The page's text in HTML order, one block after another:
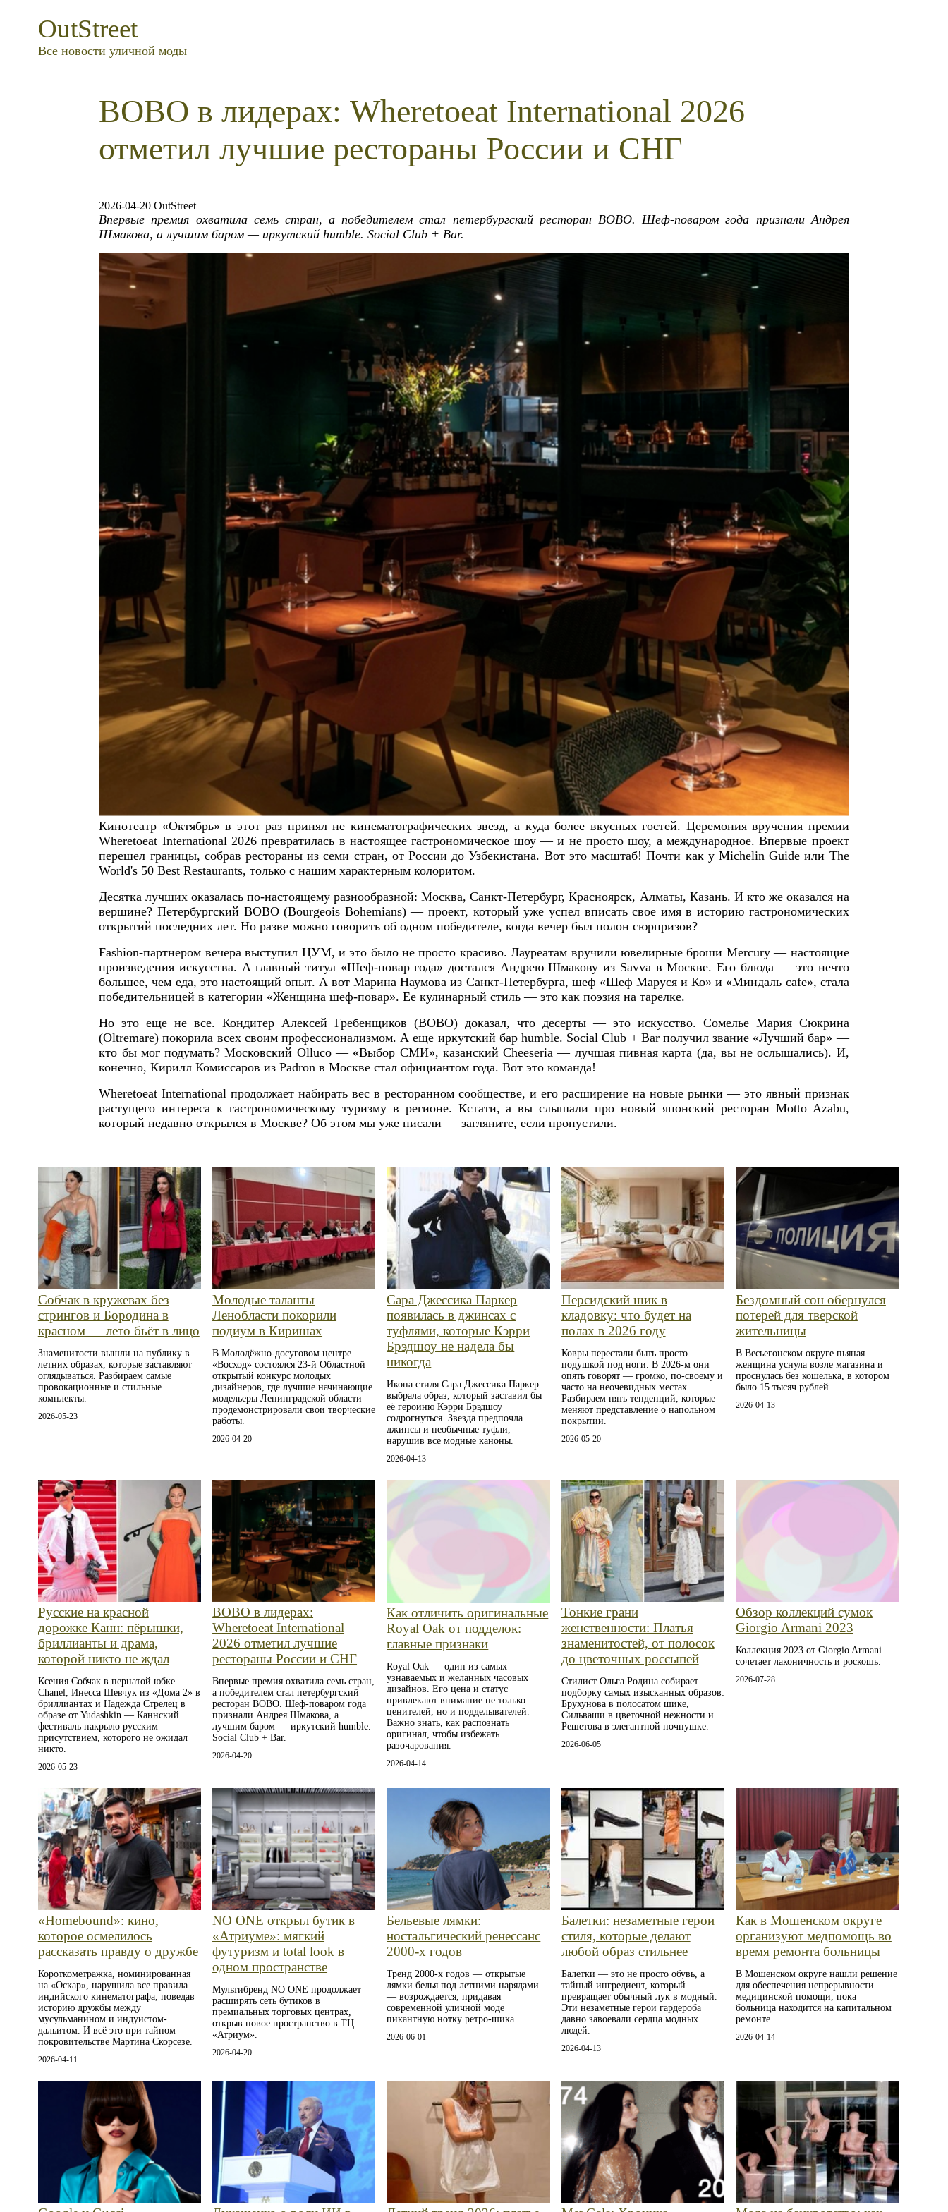
OutStreet
Все новости уличной моды
BOBO в лидерах: Wheretoeat International 2026
отметил лучшие рестораны России и СНГ
2026-04-20 OutStreet
Впервые премия охватила семь стран, а победителем стал петербургский ресторан BOBO. Шеф-поваром года признали Андрея
Шмакова, а лучшим баром — иркутский humble. Social Club + Bar.
Кинотеатр «Октябрь» в этот раз принял не кинематографических звезд, а куда более вкусных гостей. Церемония вручения премии
Wheretoeat International 2026 превратилась в настоящее гастрономическое шоу — и не просто шоу, а международное. Впервые проект
перешел границы, собрав рестораны из семи стран, от России до Узбекистана. Вот это масштаб! Почти как у Michelin Guide или The
World's 50 Best Restaurants, только с нашим характерным колоритом.
Десятка лучших оказалась по-настоящему разнообразной: Москва, Санкт-Петербург, Красноярск, Алматы, Казань. И кто же оказался на
вершине? Петербургский BOBO (Bourgeois Bohemians) — проект, который уже успел вписать свое имя в историю гастрономических
открытий последних лет. Но разве можно говорить об одном победителе, когда вечер был полон сюрпризов?
Fashion-партнером вечера выступил ЦУМ, и это было не просто красиво. Лауреатам вручили ювелирные броши Mercury — настоящие
произведения искусства. А главный титул «Шеф-повар года» достался Андрею Шмакову из Savva в Москве. Его блюда — это нечто
большее, чем еда, это настоящий опыт. А вот Марина Наумова из Санкт-Петербурга, шеф «Шеф Маруся и Ко» и «Миндаль cafe», стала
победительницей в категории «Женщина шеф-повар». Ее кулинарный стиль — это как поэзия на тарелке.
Но это еще не все. Кондитер Алексей Гребенщиков (BOBO) доказал, что десерты — это искусство. Сомелье Мария Сюкрина
(Oltremare) покорила всех своим профессионализмом. А еще иркутский бар humble. Social Club + Bar получил звание «Лучший бар» —
кто бы мог подумать? Московский Olluco — «Выбор СМИ», казанский Cheeseria — лучшая пивная карта (да, вы не ослышались). И,
конечно, Кирилл Комиссаров из Padron в Москве стал официантом года. Вот это команда!
Wheretoeat International продолжает набирать вес в ресторанном сообществе, и его расширение на новые рынки — это явный признак
растущего интереса к гастрономическому туризму в регионе. Кстати, а вы слышали про новый японский ресторан Motto Azabu,
который недавно открылся в Москве? Об этом мы уже писали — загляните, если пропустили.
Собчак в кружевах без
стрингов и Бородина в
красном — лето бьёт в лицо
Знаменитости вышли на публику в
летних образах, которые заставляют
оглядываться. Разбираем самые
провокационные и стильные
комплекты.
2026-05-23
Молодые таланты
Ленобласти покорили
подиум в Киришах
В Молодёжно-досуговом центре
«Восход» состоялся 23-й Областной
открытый конкурс молодых
дизайнеров, где лучшие начинающие
модельеры Ленинградской области
продемонстрировали свои творческие
работы.
2026-04-20
Сара Джессика Паркер
появилась в джинсах с
туфлями, которые Кэрри
Брэдшоу не надела бы
никогда
Икона стиля Сара Джессика Паркер
выбрала образ, который заставил бы
её героиню Кэрри Брэдшоу
содрогнуться. Звезда предпочла
джинсы и необычные туфли,
нарушив все модные каноны.
2026-04-13
Персидский шик в
кладовку: что будет на
полах в 2026 году
Ковры перестали быть просто
подушкой под ноги. В 2026-м они
опять говорят — громко, по-своему и
часто на неочевидных местах.
Разбираем пять тенденций, которые
меняют представление о напольном
покрытии.
2026-05-20
Бездомный сон обернулся
потерей для тверской
жительницы
В Весьегонском округе пьяная
женщина уснула возле магазина и
проснулась без кошелька, в котором
было 15 тысяч рублей.
2026-04-13
Русские на красной
дорожке Канн: пёрышки,
бриллианты и драма,
которой никто не ждал
Ксения Собчак в пернатой юбке
Chanel, Инесса Шевчук из «Дома 2» в
бриллиантах и Надежда Стрелец в
образе от Yudashkin — Каннский
фестиваль накрыло русским
присутствием, которого не ожидал
никто.
2026-05-23
BOBO в лидерах:
Wheretoeat International
2026 отметил лучшие
рестораны России и СНГ
Впервые премия охватила семь стран,
а победителем стал петербургский
ресторан BOBO. Шеф-поваром года
признали Андрея Шмакова, а
лучшим баром — иркутский humble.
Social Club + Bar.
2026-04-20
Как отличить оригинальные
Royal Oak от подделок:
главные признаки
Royal Oak — один из самых
узнаваемых и желанных часовых
дизайнов. Его цена и статус
привлекают внимание не только
ценителей, но и подделывателей.
Важно знать, как распознать
оригинал, чтобы избежать
разочарования.
2026-04-14
Тонкие грани
женственности: Платья
знаменитостей, от полосок
до цветочных россыпей
Стилист Ольга Родина собирает
подборку самых изысканных образов:
Брухунова в полосатом шике,
Сильваши в цветочной нежности и
Решетова в элегантной ночнушке.
2026-06-05
Обзор коллекций сумок
Giorgio Armani 2023
Коллекция 2023 от Giorgio Armani
сочетает лаконичность и роскошь.
2026-07-28
«Homebound»: кино,
которое осмелилось
рассказать правду о дружбе
Короткометражка, номинированная
на «Оскар», нарушила все правила
индийского кинематографа, поведав
историю дружбы между
мусульманином и индуистом-
дальитом. И всё это при тайном
покровительстве Мартина Скорсезе.
2026-04-11
NO ONE открыл бутик в
«Атриуме»: мягкий
футуризм и total look в
одном пространстве
Мультибренд NO ONE продолжает
расширять сеть бутиков в
премиальных торговых центрах,
открыв новое пространство в ТЦ
«Атриум».
2026-04-20
Бельевые лямки:
ностальгический ренессанс
2000‑х годов
Тренд 2000‑х годов — открытые
лямки белья под летними нарядами
— возрождается, придавая
современной уличной моде
пикантную нотку ретро‑шика.
2026-06-01
Балетки: незаметные герои
стиля, которые делают
любой образ стильнее
Балетки — это не просто обувь, а
тайный ингредиент, который
превращает обычный лук в модный.
Эти незаметные герои гардероба
давно завоевали сердца модных
людей.
2026-04-13
Как в Мошенском округе
организуют медпомощь во
время ремонта больницы
В Мошенском округе нашли решение
для обеспечения непрерывности
медицинской помощи, пока
больница находится на капитальном
ремонте.
2026-04-14